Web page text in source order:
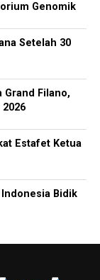
Genomik
Setelah 30
Grand Filano,
Estafet Ketua
Indonesia Bidik